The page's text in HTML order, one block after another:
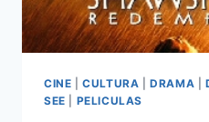
CINE |CULTURA |DRAMA
SEE
PELICULAS